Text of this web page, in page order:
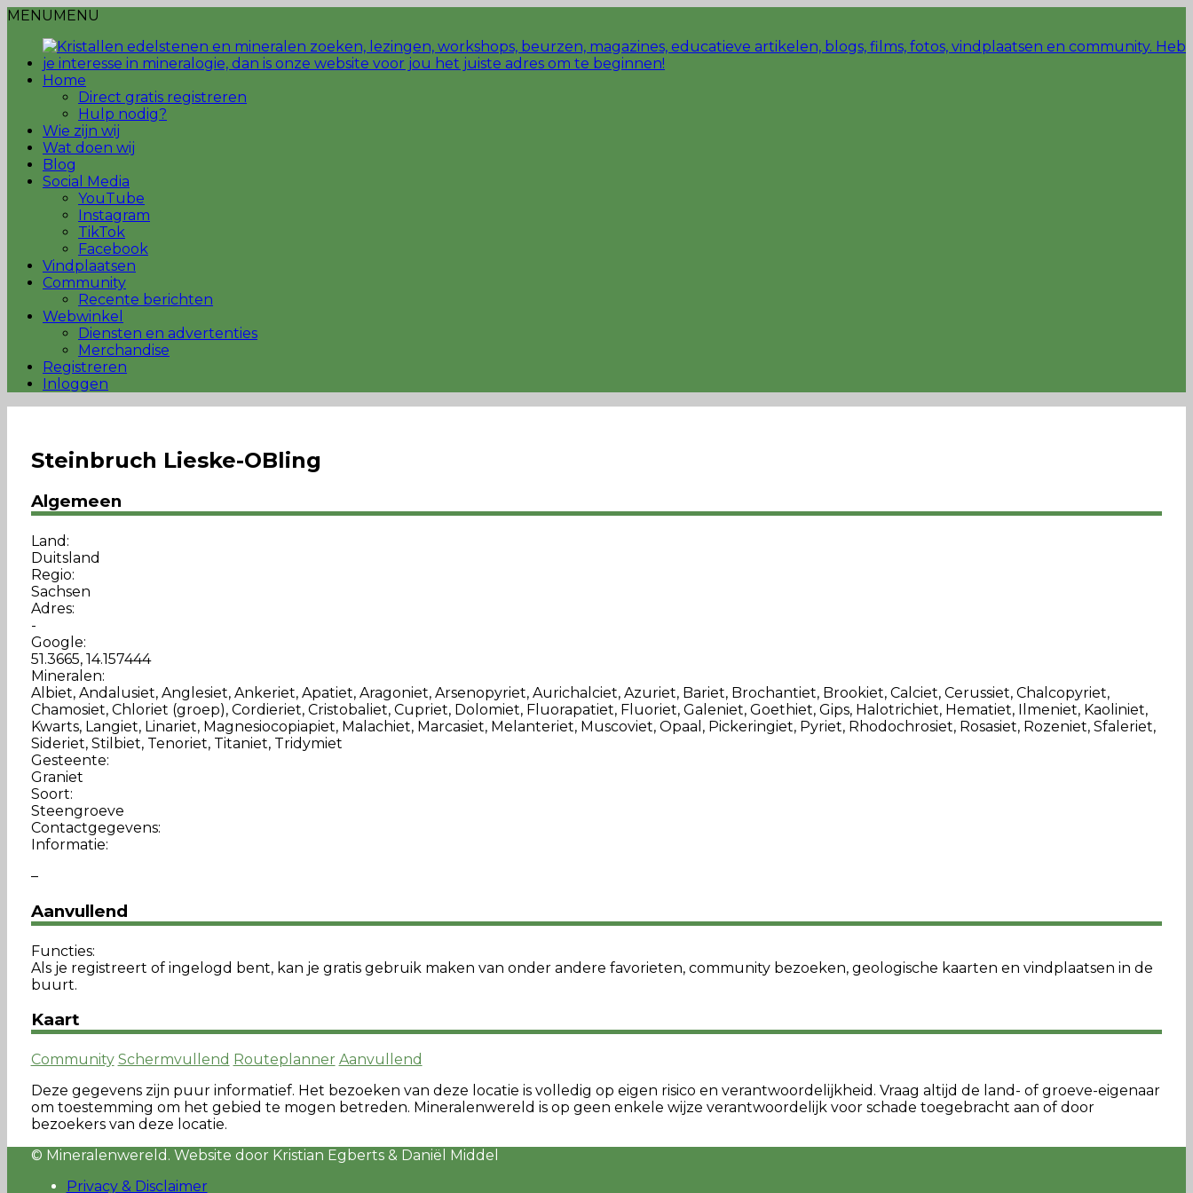
MENUMENU
Home
Direct gratis registreren
Hulp nodig?
Wie zijn wij
Wat doen wij
Blog
Social Media
YouTube
Instagram
TikTok
Facebook
Vindplaatsen
Community
Recente berichten
Webwinkel
Diensten en advertenties
Merchandise
Registreren
Inloggen
Steinbruch Lieske-OBling
Algemeen
Land:
Duitsland
Regio:
Sachsen
Adres:
-
Google:
51.3665, 14.157444
Mineralen:
Albiet, Andalusiet, Anglesiet, Ankeriet, Apatiet, Aragoniet, Arsenopyriet, Aurichalciet, Azuriet, Bariet, Brochantiet, Brookiet, Calciet, Cerussiet, Chalcopyriet,
Chamosiet, Chloriet (groep), Cordieriet, Cristobaliet, Cupriet, Dolomiet, Fluorapatiet, Fluoriet, Galeniet, Goethiet, Gips, Halotrichiet, Hematiet, Ilmeniet, Kaoliniet,
Kwarts, Langiet, Linariet, Magnesiocopiapiet, Malachiet, Marcasiet, Melanteriet, Muscoviet, Opaal, Pickeringiet, Pyriet, Rhodochrosiet, Rosasiet, Rozeniet, Sfaleriet,
Sideriet, Stilbiet, Tenoriet, Titaniet, Tridymiet
Gesteente:
Graniet
Soort:
Steengroeve
Contactgegevens:
Informatie:
–
Aanvullend
Functies:
Als je registreert of ingelogd bent, kan je gratis gebruik maken van onder andere favorieten, community bezoeken, geologische kaarten en vindplaatsen in de
buurt.
Kaart
Community Schermvullend Routeplanner Aanvullend
Deze gegevens zijn puur informatief. Het bezoeken van deze locatie is volledig op eigen risico en verantwoordelijkheid. Vraag altijd de land- of groeve-eigenaar
om toestemming om het gebied te mogen betreden. Mineralenwereld is op geen enkele wijze verantwoordelijk voor schade toegebracht aan of door
bezoekers van deze locatie.
© Mineralenwereld. Website door Kristian Egberts & Daniël Middel
Privacy & Disclaimer